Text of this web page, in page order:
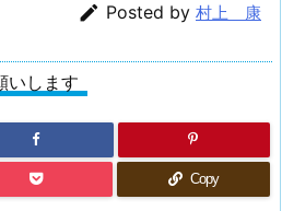
 Posted by 村上 康
いします
Copy